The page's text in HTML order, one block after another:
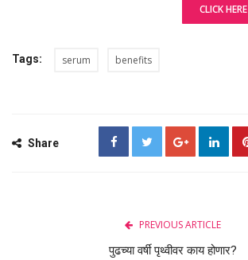
CLICK
Tags: serum benefits
Share
PREVIOUS ARTICLE
पुढच्या वर्षी पृथ्वीवर काय होणार?